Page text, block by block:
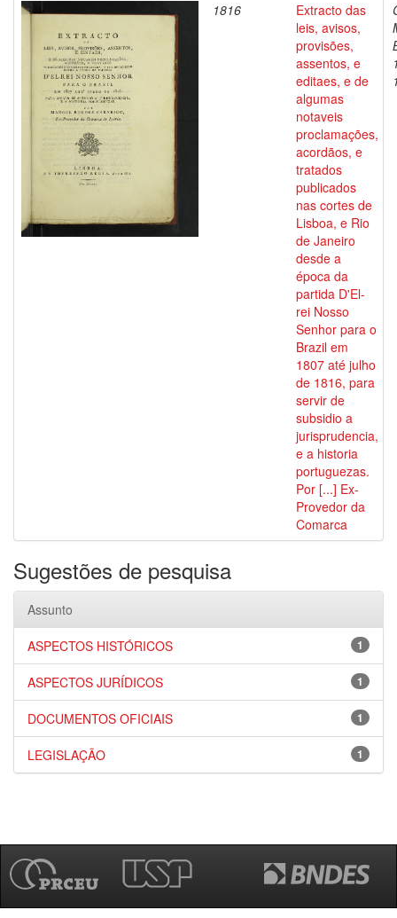
1816
Extracto das
leis, avisos,
provisões,
assentos, e
editaes, e de
algumas
notaveis
proclamações,
acordãos, e
tratados
publicados
nas cortes de
Lisboa, e Rio
de Janeiro
desde a
época da
partida D'El-
rei Nosso
Senhor para o
Brazil em
1807 até julho
de 1816, para
servir de
subsidio a
jurisprudencia,
e a historia
portuguezas.
Por [...] Ex-
Provedor da
Comarca
Sugestões de pesquisa
Assunto
1
ASPECTOS HISTÓRICOS
1
ASPECTOS JURÍDICOS
1
DOCUMENTOS OFICIAIS
1
LEGISLAÇÃO